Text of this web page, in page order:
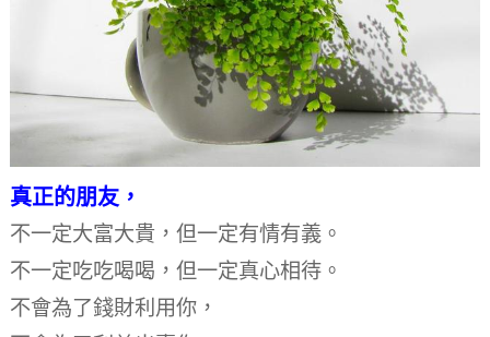
真正的朋友，
不一定大富大貴， 但一定有情有義。
不一定吃吃喝喝， 但一定真心相待。
不會為了錢財利用你，